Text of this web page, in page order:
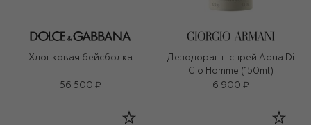
Хлопковая бейсболка
56 500 ₽
Дезодорант-спрей Aqua Di
Gio Homme (150ml)
6 900 ₽